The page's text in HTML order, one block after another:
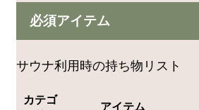
必須アイテム
サウナ利用時の持ち物リスト
カテゴ
アイテム